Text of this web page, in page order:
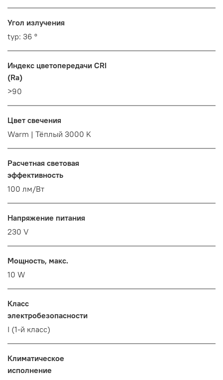
Угол излучения
typ: 36 °
Индекс цветопередачи CRI
(Ra)
>90
Цвет свечения
Warm | Тёплый 3000 K
Расчетная световая
эффективность
100 лм/Вт
Напряжение питания
230 V
Мощность, макс.
10 W
Класс
электробезопасности
I (1-й класс)
Климатическое
исполнение